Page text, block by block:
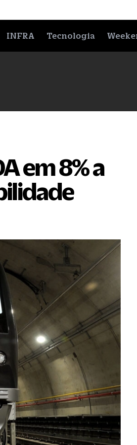
INFRA Tecnologia
em 8% a